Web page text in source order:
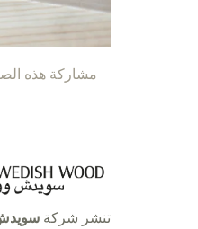
مشاركة هذه
تنشر شركة